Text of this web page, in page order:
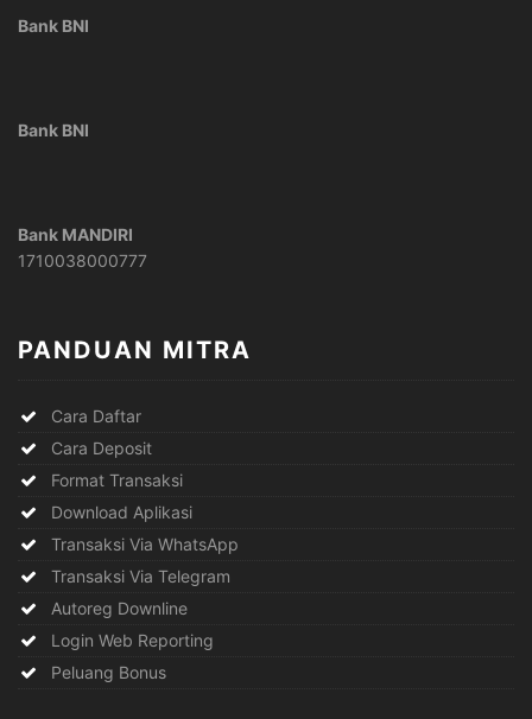
Bank BNI
Bank BNI
Bank MANDIRI
1710038000777
PANDUAN MITRA
Cara Daftar
Cara Deposit
Format Transaksi
Download Aplikasi
Transaksi Via WhatsApp
Transaksi Via Telegram
Autoreg Downline
Login Web Reporting
Peluang Bonus